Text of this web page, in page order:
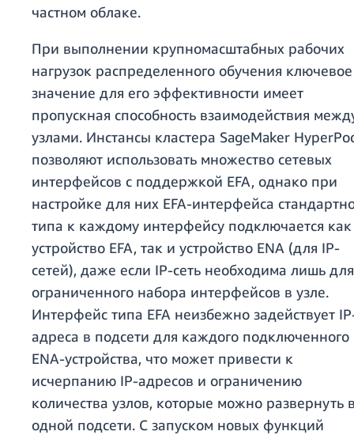
частном облаке.
При выполнении крупномасштабных рабочих
нагрузок распределенного обучения ключевое
значение для его эффективности имеет
пропускная способность взаимодействия
узлами. Инстансы кластера SageMaker
позволяют использовать множество сетевых
интерфейсов с поддержкой EFA, однако при
настройке для них EFA-интерфейса
типа к каждому интерфейсу подключается как
устройство EFA, так и устройство ENA (для IP-
сетей), даже если IP-сеть необходима лишь для
ограниченного набора интерфейсов в узле.
Интерфейс типа EFA неизбежно задействует
адреса в подсети для каждого подключенного
ENA-устройства, что может привести к
исчерпанию IP-адресов и ограничению
количества узлов, которые можно развернуть
одной подсети. С запуском новых функций